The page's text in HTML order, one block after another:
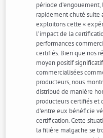
période
rapidement chuté suite
exploitons cette «
l’impact de la
performances
certifiés. Bien que nos
moyen positif
commercialisées
producteurs, nous
distribué de manière
producteurs certifiés et
d’entre eux bénéficie
certification. Cette
la filière malgache se